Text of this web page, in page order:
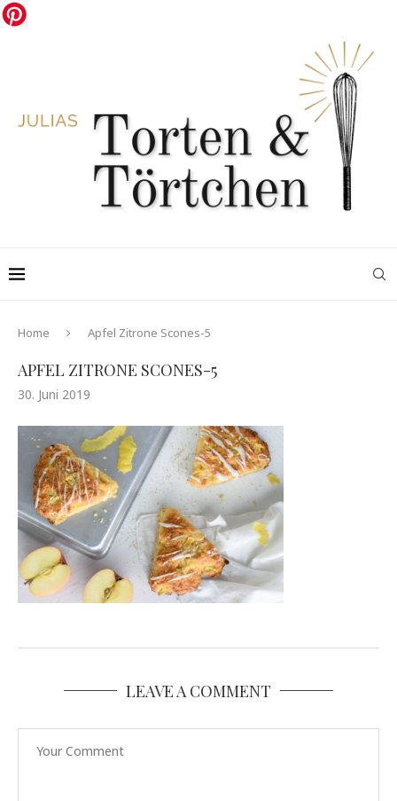
Home Apfel Zitrone Scones-5
APFEL ZITRONE SCONES-5
30. Juni 2019
LEAVE A COMMENT